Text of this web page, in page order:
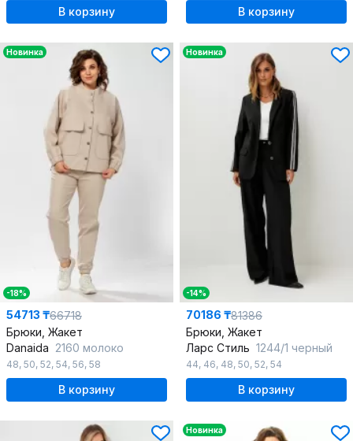
В корзину В корзину
Новинка
-18%
54713 ₸66718
Брюки, Жакет
Danaida 2160 молоко
48, 50, 52, 54, 56, 58
В корзину
Новинка
-14%
70186 ₸81386
Брюки, Жакет
Ларс Стиль 1244/1 черный
44, 46, 48, 50, 52, 54
В корзину
Новинка